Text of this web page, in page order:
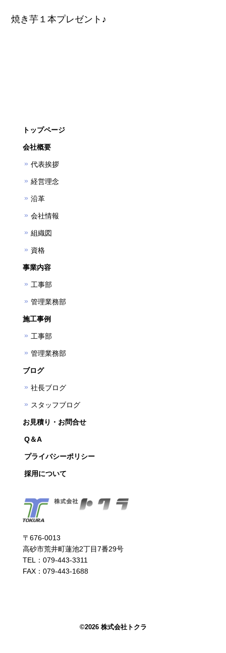
焼き芋１本プレゼント♪
トップページ
会社概要
代表挨拶
経営理念
沿革
会社情報
組織図
資格
事業内容
工事部
管理業務部
施工事例
工事部
管理業務部
ブログ
社長ブログ
スタッフブログ
お見積り・お問合せ
Q＆A
プライバシーポリシー
採用について
〒676-0013
高砂市荒井町蓮池2丁目7番29号
TEL：079-443-3311
FAX：079-443-1688
©2026 株式会社トクラ